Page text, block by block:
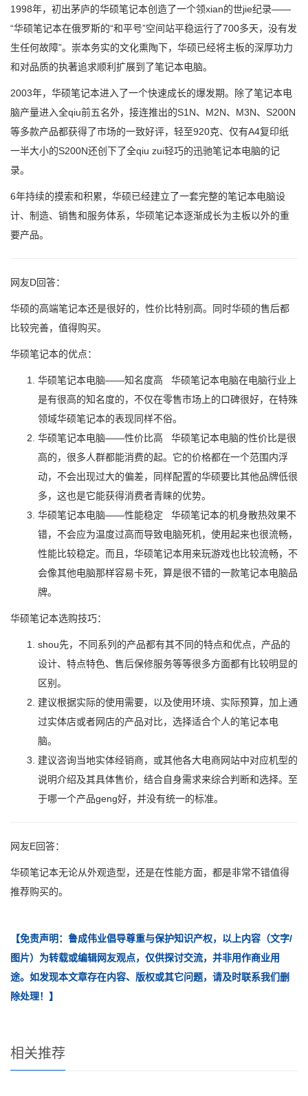
1998年，初出茅庐的华硕笔记本创造了一个领xian的世jie纪录——
“华硕笔记本在俄罗斯的“和平号”空间站平稳运行了700多天，没有发
生任何故障”。崇本务实的文化熏陶下，华硕已经将主板的深厚功力
和对品质的执著追求顺利扩展到了笔记本电脑。
2003年，华硕笔记本进入了一个快速成长的爆发期。除了笔记本电
脑产量进入全qiu前五名外，接连推出的S1N、M2N、M3N、S200N
等多款产品都获得了市场的一致好评，轻至920克、仅有A4复印纸
一半大小的S200N还创下了全qiu zui轻巧的迅驰笔记本电脑的记
录。
6年持续的摸索和积累，华硕已经建立了一套完整的笔记本电脑设
计、制造、销售和服务体系，华硕笔记本逐渐成长为主板以外的重
要产品。
网友D回答：
华硕的高端笔记本还是很好的，性价比特别高。同时华硕的售后都
比较完善，值得购买。
华硕笔记本的优点：
华硕笔记本电脑——知名度高 华硕笔记本电脑在电脑行业上
是有很高的知名度的，不仅在零售市场上的口碑很好，在特殊
领域华硕笔记本的表现同样不俗。
华硕笔记本电脑——性价比高 华硕笔记本电脑的性价比是很
高的，很多人群都能消费的起。它的价格都在一个范围内浮
动，不会出现过大的偏差，同样配置的华硕要比其他品牌低很
多，这也是它能获得消费者青睐的优势。
华硕笔记本电脑——性能稳定 华硕笔记本的机身散热效果不
错，不会应为温度过高而导致电脑死机，使用起来也很流畅，
性能比较稳定。而且，华硕笔记本用来玩游戏也比较流畅，不
会像其他电脑那样容易卡死，算是很不错的一款笔记本电脑品
牌。
华硕笔记本选购技巧：
shou先，不同系列的产品都有其不同的特点和优点，产品的
设计、特点特色、售后保修服务等等很多方面都有比较明显的
区别。
建议根据实际的使用需要，以及使用环境、实际预算，加上通
过实体店或者网店的产品对比，选择适合个人的笔记本电
脑。
建议咨询当地实体经销商，或其他各大电商网站中对应机型的
说明介绍及其具体售价，结合自身需求来综合判断和选择。至
于哪一个产品geng好，并没有统一的标准。
网友E回答：
华硕笔记本无论从外观造型，还是在性能方面，都是非常不错值得
推荐购买的。
【免责声明：鲁成伟业倡导尊重与保护知识产权，以上内容（文字/
图片）为转载或编辑网友观点，仅供探讨交流，并非用作商业用
途。如发现本文章存在内容、版权或其它问题，请及时联系我们删
除处理！】
相关推荐